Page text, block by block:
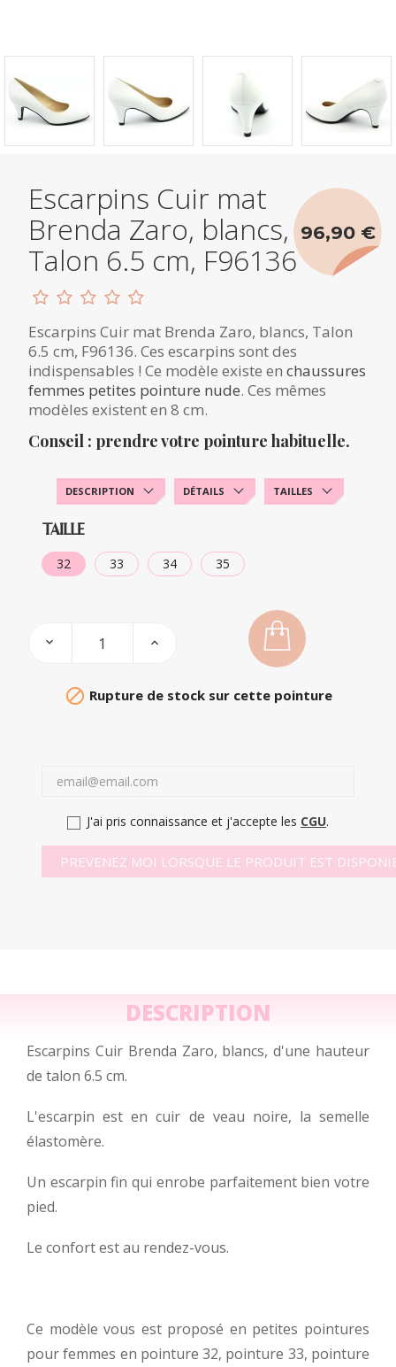
Escarpins Cuir mat
Brenda Zaro, blancs,
Talon 6.5 cm, F96136
Escarpins Cuir mat Brenda Zaro, blancs, Talon
6.5 cm, F96136. Ces escarpins sont des
indispensables ! Ce modèle existe en chaussures
femmes petites pointure nude. Ces mêmes
modèles existent en 8 cm.
Conseil : prendre votre pointure habituelle.
96,90 €
DESCRIPTION DÉTAILS TAILLES
TAILLE
32 33 34 35
 Rupture de stock sur cette pointure
J'ai pris connaissance et j'accepte les CGU.
PREVENEZ MOI LORSQUE LE PRODUIT EST
DESCRIPTION
Escarpins Cuir Brenda Zaro, blancs, d'une hauteur
de talon 6.5 cm.
L'escarpin est en cuir de veau noire, la semelle
élastomère.
Un escarpin fin qui enrobe parfaitement bien votre
pied.
Le confort est au rendez-vous.
Ce modèle vous est proposé en petites pointures
pour femmes en pointure 32, pointure 33, pointure